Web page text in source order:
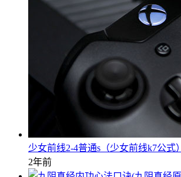
少女前线2-4普通s（少女前线k7公式）
2年前